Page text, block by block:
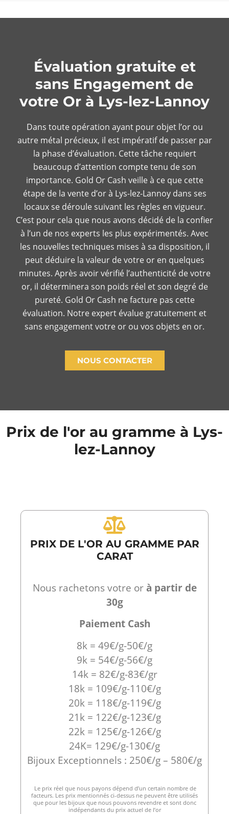
Évaluation gratuite et
sans Engagement de
votre Or à Lys-lez-Lannoy
Dans toute opération ayant pour objet l’or ou
autre métal précieux, il est impératif de passer par
la phase d’évaluation. Cette tâche requiert
beaucoup d’attention compte tenu de son
importance. Gold Or Cash veille à ce que cette
étape de la vente d’or à Lys-lez-Lannoy dans ses
locaux se déroule suivant les règles en vigueur.
C’est pour cela que nous avons décidé de la confier
à l’un de nos experts les plus expérimentés. Avec
les nouvelles techniques mises à sa disposition, il
peut déduire la valeur de votre or en quelques
minutes. Après avoir vérifié l’authenticité de votre
or, il déterminera son poids réel et son degré de
pureté. Gold Or Cash ne facture pas cette
évaluation. Notre expert évalue gratuitement et
sans engagement votre or ou vos objets en or.
NOUS CONTACTER
Prix de l'or au gramme à Lys-
lez-Lannoy
PRIX DE L'OR AU GRAMME PAR
CARAT
Nous rachetons votre orà partir de
30g
Paiement Cash
8k = 49€/g-50€/g
9k = 54€/g-56€/g
14k = 82€/g-83€/gr
18k = 109€/g-110€/g
20k = 118€/g-119€/g
21k = 122€/g-123€/g
22k = 125€/g-126€/g
24K= 129€/g-130€/g
Bijoux Exceptionnels : 250€/g – 580€/g
Le prix réel que nous payons dépend d’un certain nombre de
facteurs. Les prix mentionnés ci-dessus ne peuvent être utilisés
que pour les bijoux que nous pouvons revendre et sont donc
indépendants du prix actuel de l’or